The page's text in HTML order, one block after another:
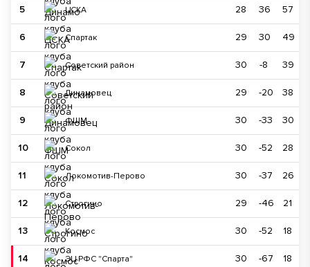
5 ЦСКА 28 36 57
6 Спартак 29 30 49
7 Советский район 30 -8 39
8 Динамовец 29 -20 38
9 ФШМ 30 -33 30
10 Сокол 30 -52 28
11 Локомотив-Перово 30 -37 26
12 Строгино 29 -46 21
13 Космос 30 -52 18
14 ЭЦ РФС "Спарта" 30 -67 18